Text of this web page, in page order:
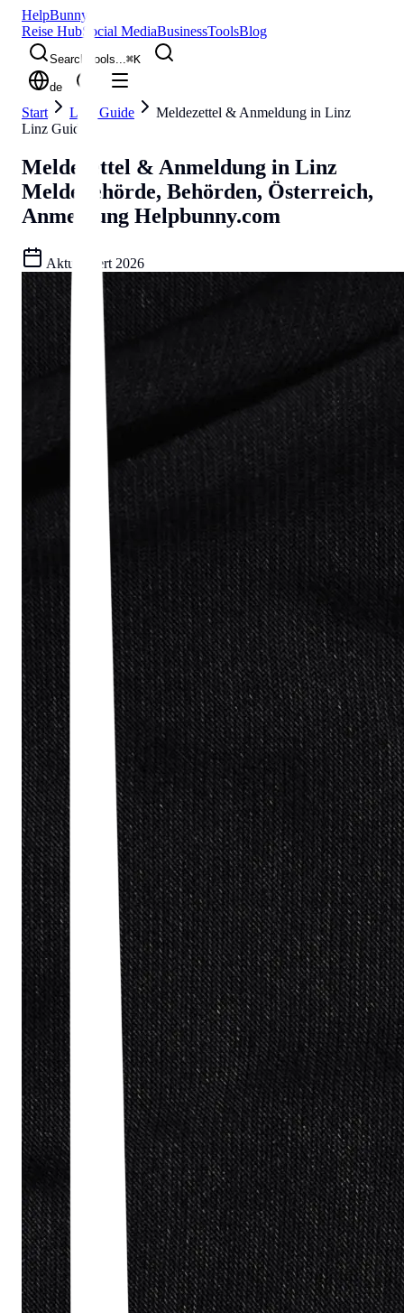
HelpBunny
Reise HubSocial MediaBusinessToolsBlog
Search tools...⌘K
de
Start Linz Guide
Meldezettel & Anmeldung in Linz
Linz Guide
Meldezettel & Anmeldung in Linz
Meldebehörde, Behörden, Österreich,
Anmeldung Helpbunny.com
Aktualisiert 2026